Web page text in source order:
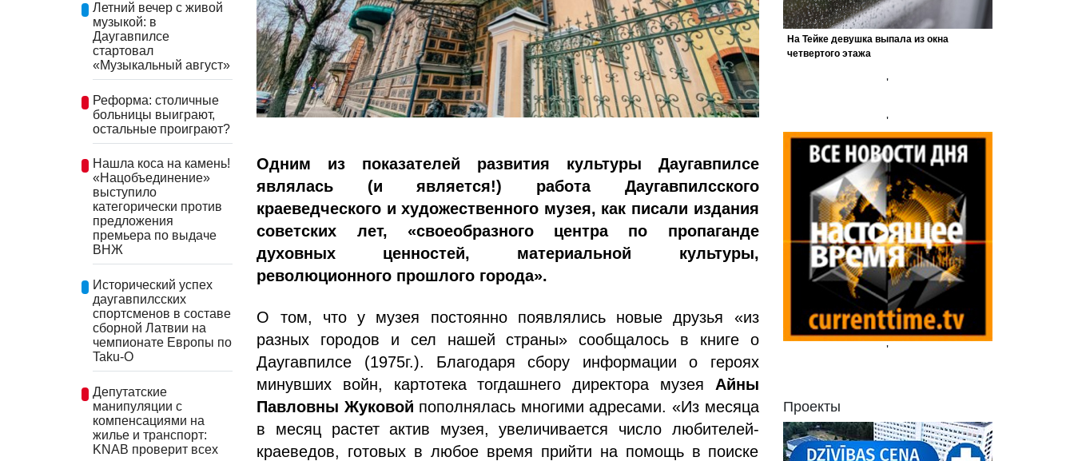
Летний вечер с живой
музыкой: в
Даугавпилсе
стартовал
«Музыкальный август»
Реформа: столичные
больницы выиграют,
остальные проиграют?
Нашла коса на камень!
«Нацобъединение»
выступило
категорически против
предложения
премьера по выдаче
ВНЖ
Исторический успех
даугавпилсских
спортсменов в составе
сборной Латвии на
чемпионате Европы по
Taku-O
Депутатские
манипуляции с
компенсациями на
жилье и транспорт:
KNAB проверит всех
Одним из показателей развития культуры Даугавпилсе
являлась (и является!) работа Даугавпилсского
краеведческого и художественного музея, как писали издания
советских лет, «своеобразного центра по пропаганде
духовных ценностей, материальной культуры,
революционного прошлого города».
О том, что у музея постоянно появлялись новые друзья «из
разных городов и сел нашей страны» сообщалось в книге о
Даугавпилсе (1975г.). Благодаря сбору информации о героях
минувших войн, картотека тогдашнего директора музея Айны
Павловны Жуковой пополнялась многими адресами. «Из месяца
в месяц растет актив музея, увеличивается число любителей-
краеведов, готовых в любое время прийти на помощь в поиске
'
'
'
Проекты